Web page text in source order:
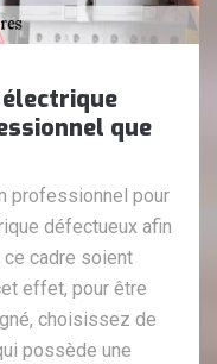
que
professionnel pour
défectueux afin
cadre soient
effet, pour être
choisissez de
possède une